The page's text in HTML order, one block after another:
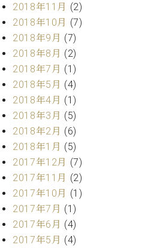
ョ
ナ
ル
W.
ホ
フ
マ
ン
ト
ラ
デ
ィ
シ
ョ
ン
W.
八
王
子
・
技
術
営
業
ン
タ
ー
ス
タ
ッ
ご
挨
2018年11月 (2)
2018年10月 (7)
2018年9月 (7)
2018年8月 (2)
2018年7月 (1)
2018年5月 (4)
2018年4月 (1)
2018年3月 (5)
2018年2月 (6)
2018年1月 (5)
2017年12月 (7)
2017年11月 (2)
2017年10月 (1)
2017年7月 (1)
2017年6月 (4)
2017年5月 (4)